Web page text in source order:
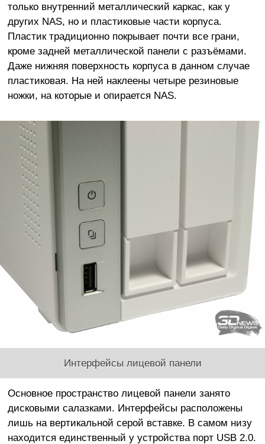
только внутренний металлический каркас, как у
других NAS, но и пластиковые части корпуса.
Пластик традиционно покрывает почти все грани,
кроме задней металлической панели с разъёмами.
Даже нижняя поверхность корпуса в данном случае
пластиковая. На ней наклеены четыре резиновые
ножки, на которые и опирается NAS.
Интерфейсы лицевой панели
Основное пространство лицевой панели занято
дисковыми салазками. Интерфейсы расположены
лишь на вертикальной серой вставке. В самом низу
находится единственный у устройства порт USB 2.0.